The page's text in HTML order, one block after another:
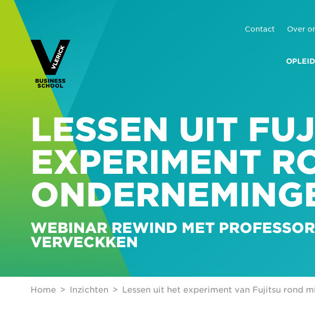
Contact Over
LESSEN UIT
EXPERIMENT
WEBINAR REWIND MET
VERVECKKEN
Home Inzichten Lessen uit het experiment van Fujitsu rond